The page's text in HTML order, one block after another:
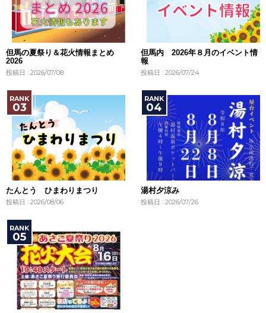
但馬の夏祭り＆花火情報まとめ
2026
投稿日 : 2026/07/08
但馬内 2026年８月のイベント情
報
投稿日 : 2026/07/24
たんとう ひまわりまつり
投稿日 : 2026/08/06
湯村夕涼み
投稿日 : 2026/07/26